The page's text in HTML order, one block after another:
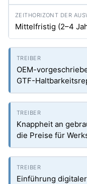
Mittelfristig (2–4
OEM-
GTF-
Knappheit an
die Preise für
Einführung